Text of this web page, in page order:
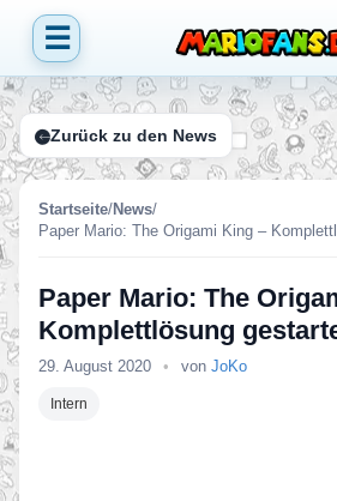
☰
Zurück zu den News
Startseite/News/
Paper Mario: The Origami King –
Paper Mario: The
Komplettlösung
29. August 2020 • von JoKo
Intern